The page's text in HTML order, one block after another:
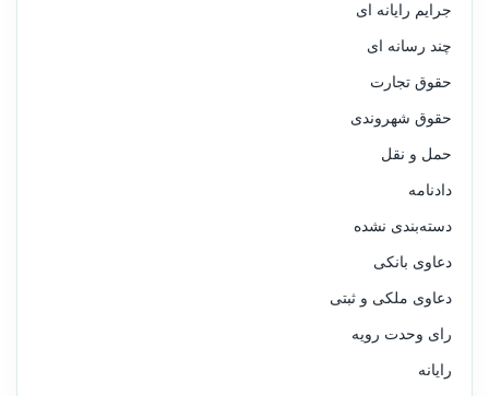
جرایم رایانه ای
چند رسانه ای
حقوق تجارت
حقوق شهروندی
حمل و نقل
دادنامه
دسته‌بندی نشده
دعاوی بانکی
دعاوی ملکی و ثبتی
رای وحدت رویه
رایانه